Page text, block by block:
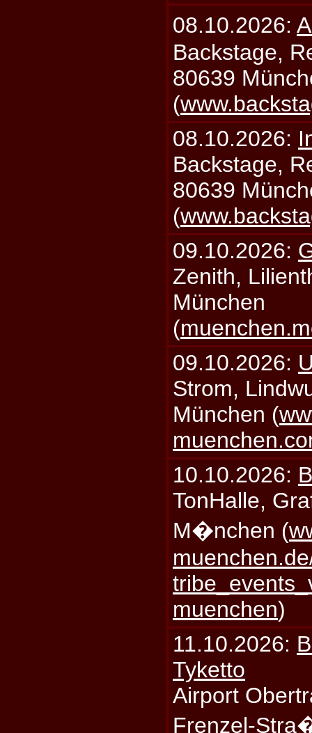
08.10.2026:
Backstage,
80639
(
08.10.2026:
Backstage,
80639
(
09.10.2026:
Zenith,
München
(
09.10.2026:
Strom,
München (
10.10.2026:
TonHalle,
M�nchen (
muenchen)
11.10.2026:
Tyketto
Airport
Frenzel-